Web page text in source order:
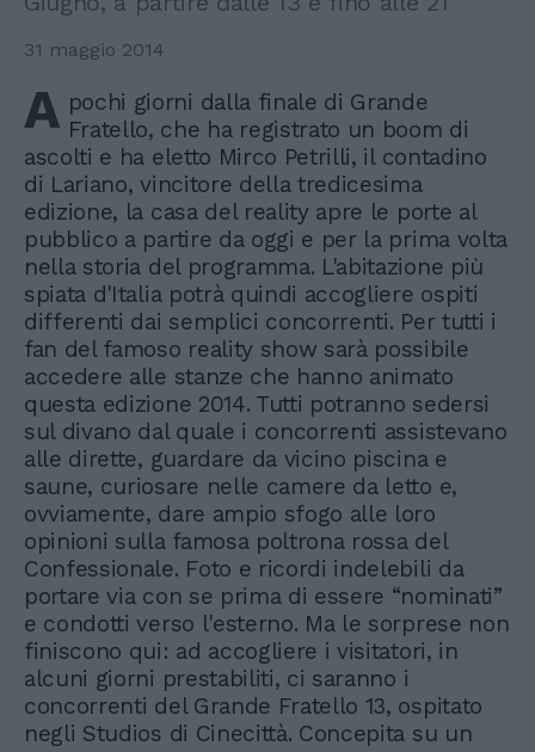
31 maggio 2014
A pochi giorni dalla finale di Grande
Fratello, che ha registrato un boom di
ascolti e ha eletto Mirco Petrilli, il contadino
di Lariano, vincitore della tredicesima
edizione, la casa del reality apre le porte al
pubblico a partire da oggi e per la prima volta
nella storia del programma. L'abitazione più
spiata d'Italia potrà quindi accogliere ospiti
differenti dai semplici concorrenti. Per tutti i
fan del famoso reality show sarà possibile
accedere alle stanze che hanno animato
questa edizione 2014. Tutti potranno sedersi
sul divano dal quale i concorrenti assistevano
alle dirette, guardare da vicino piscina e
saune, curiosare nelle camere da letto e,
ovviamente, dare ampio sfogo alle loro
opinioni sulla famosa poltrona rossa del
Confessionale. Foto e ricordi indelebili da
portare via con se prima di essere “nominati”
e condotti verso l'esterno. Ma le sorprese non
finiscono qui: ad accogliere i visitatori, in
alcuni giorni prestabiliti, ci saranno i
concorrenti del Grande Fratello 13, ospitato
negli Studios di Cinecittà. Concepita su un